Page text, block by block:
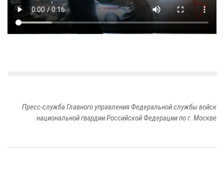
Пресс-служба Главного управления Федеральной службы войск
национальной гвардии Российской Федерации по г. Москве